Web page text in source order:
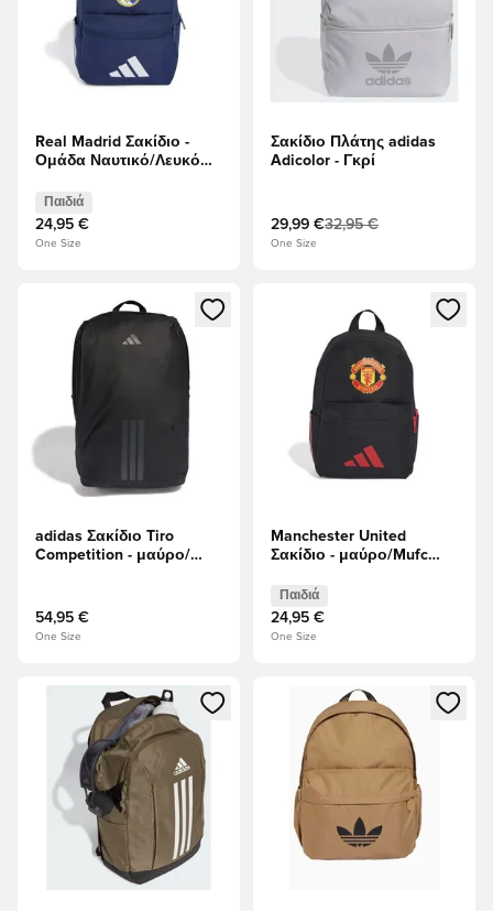
Real Madrid Σακίδιο -
Ομάδα Ναυτικό/Λευκό
Παιδιά
24,95 €
One Size
Σακίδιο Πλάτης adidas
Adicolor - Γκρί
29,99 €32,95 €
One Size
Ανοίγει ένα Modal για να συνδεθείτε ή να εγγραφείτε ως
adidas Σακίδιο Tiro
Competition - μαύρο/
54,95 €
One Size
Ανοίγει ένα Modal για να
Manchester United
Σακίδιο - μαύρο/Mufc
Παιδιά
24,95 €
One Size
Ανοίγει ένα Modal για να συνδεθείτε ή να εγγραφείτε ως
Ανοίγει ένα Modal για να